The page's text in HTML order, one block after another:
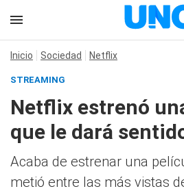
Inicio Sociedad Netflix
STREAMING
Netflix estrenó
que le dará
Acaba de estrenar una
metió entre las más vistas